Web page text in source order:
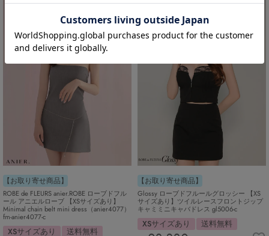
【お取り寄せ商品】
ROBE de FLEURS anier.ROBE ローブドフル
ール アニエルローブ 【XSサイズあり】
Minimal chain belt mini dress（anier4077）
fm-anier4077-c
XSサイズあり 送料無料
【お取り寄せ商品】
Glossy ローブドフルールグロッシー 【XS
サイズあり】ツイルレースフロントジップ
キャミミニキャバドレス gl5006-c
XSサイズあり 送料無料